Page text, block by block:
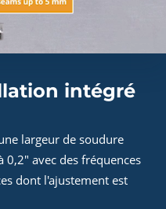
intégré
largeur de soudure
avec des fréquences
dont l'ajustement est